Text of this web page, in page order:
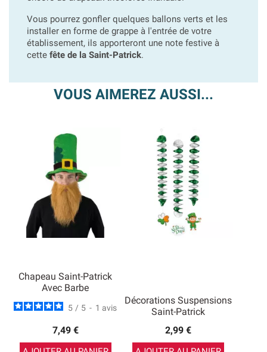
Vous pourrez gonfler quelques ballons verts et les
installer en forme de grappe à l'entrée de votre
établissement, ils apporteront une note festive à
cette fête de la Saint-Patrick.
VOUS AIMEREZ AUSSI...
Chapeau Saint-Patrick
Avec Barbe
5 / 5 - 1 avis
7,49 €
Décorations Suspensions
Saint-Patrick
2,99 €